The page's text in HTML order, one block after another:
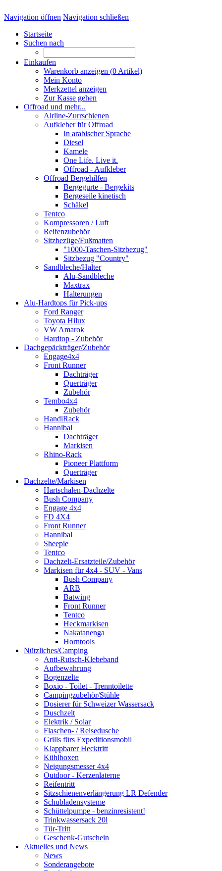
Navigation öffnen Navigation schließen
Startseite
Suchen nach
Einkaufen
Warenkorb anzeigen (0 Artikel)
Mein Konto
Merkzettel anzeigen
Zur Kasse gehen
Offroad und mehr...
Airline-Zurrschienen
Aufkleber für Offroad
In arabischer Sprache
Diesel
Kamele
One Life. Live it.
Offroad - Aufkleber
Offroad Bergehilfen
Bergegurte - Bergekits
Bergeseile kinetisch
Schäkel
Tentco
Kompressoren / Luft
Reifenzubehör
Sitzbezüge/Fußmatten
"1000-Taschen-Sitzbezug"
Sitzbezug "Country"
Sandbleche/Halter
Alu-Sandbleche
Maxtrax
Halterungen
Alu-Hardtops für Pick-ups
Ford Ranger
Toyota Hilux
VW Amarok
Hardtop - Zubehör
Dachgepäckträger/Zubehör
Engage4x4
Front Runner
Dachträger
Querträger
Zubehör
Tembo4x4
Zubehör
HandiRack
Hannibal
Dachträger
Markisen
Rhino-Rack
Pioneer Plattform
Querträger
Dachzelte/Markisen
Hartschalen-Dachzelte
Bush Company
Engage 4x4
FD 4X4
Front Runner
Hannibal
Sheepie
Tentco
Dachzelt-Ersatzteile/Zubehör
Markisen für 4x4 - SUV - Vans
Bush Company
ARB
Batwing
Front Runner
Tentco
Heckmarkisen
Nakatanenga
Horntools
Nützliches/Camping
Anti-Rutsch-Klebeband
Aufbewahrung
Bogenzelte
Boxio - Toilet - Trenntoilette
Campingzubehör/Stühle
Dosierer für Schweizer Wassersack
Duschzelt
Elektrik / Solar
Flaschen- / Reisedusche
Grills fürs Expeditionsmobil
Klappbarer Hecktritt
Kühlboxen
Neigungsmesser 4x4
Outdoor - Kerzenlaterne
Reifentritt
Sitzschienenverlängerung LR Defender
Schubladensysteme
Schüttelpumpe - benzinresistent!
Trinkwassersack 20l
Tür-Tritt
Geschenk-Gutschein
Aktuelles und News
News
Sonderangebote